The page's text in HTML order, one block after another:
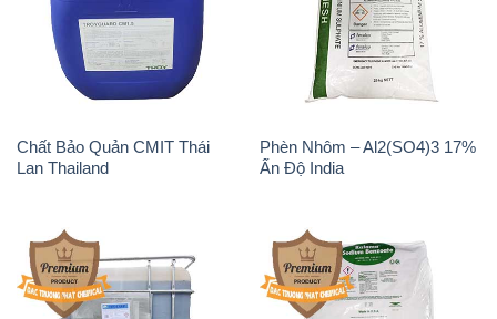
Chất Bảo Quản CMIT Thái
Lan Thailand
Phèn Nhôm – Al2(SO4)3 17%
Ấn Độ India